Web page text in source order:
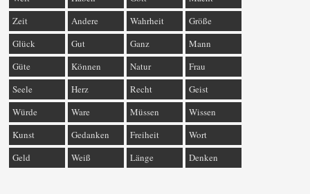
Zeit
Andere Wahrheit
Größe
Glück
Gut Ganz
Mann
Güte
Können Natur
Frau
Seele
Herz Recht
Geist
Würde
Ware Müssen
Wissen
Kunst
Gedanken Freiheit
Wort
Geld
Weiß Länge Denken